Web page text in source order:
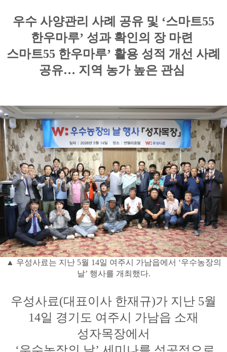
우수 사양관리 사례 공유 및 ‘스마트55
한우마루’ 성과 확인의 장 마련
스마트55 한우마루’ 활용 성적 개선 사례
공유… 지역 농가 높은 관심
▲ 우성사료는 지난 5월 14일 여주시 가남읍에서 ‘우수농장의
날’ 행사를 개최했다.
우성사료(대표이사 한재규)가 지난 5월
14일 경기도 여주시 가남읍 소재
성자목장에서